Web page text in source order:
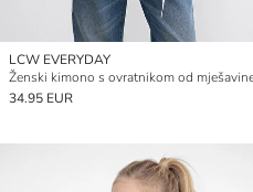
LCW EVERYDAY
34.95 EUR